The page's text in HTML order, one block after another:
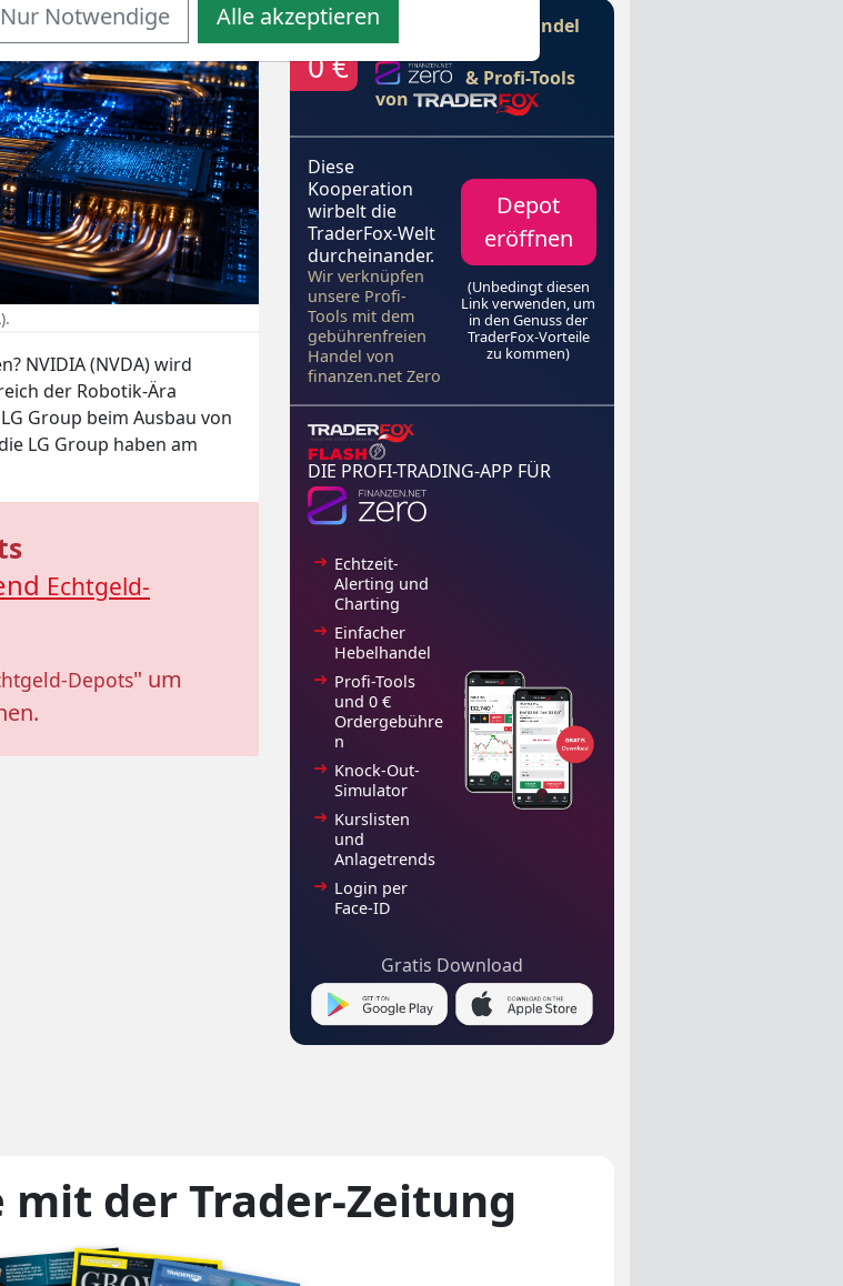
NVIDIA (NVDA) wird
der Robotik-Ära
Group beim Ausbau von
LG Group haben am
Echtgeld-
Depots" um
0 €
Gebührenfreier Handel
mit
& Profi-Tools
von
Diese
Kooperation
wirbelt die
TraderFox-Welt
durcheinander.
Wir verknüpfen
unsere Profi-
Tools mit dem
gebührenfreien
Handel von
finanzen.net Zero
Depot
eröffnen
(Unbedingt diesen
Link verwenden, um
in den Genuss der
TraderFox-Vorteile
zu kommen)
DIE PROFI-TRADING-APP FÜR
Echtzeit-
Alerting und
Charting
Einfacher
Hebelhandel
Profi-Tools
und 0 €
Ordergebühre
n
Knock-Out-
Simulator
Kurslisten
und
Anlagetrends
Login per
Face-ID
Gratis Download
der Trader-Zeitung
Nur Notwendige Alle akzeptieren